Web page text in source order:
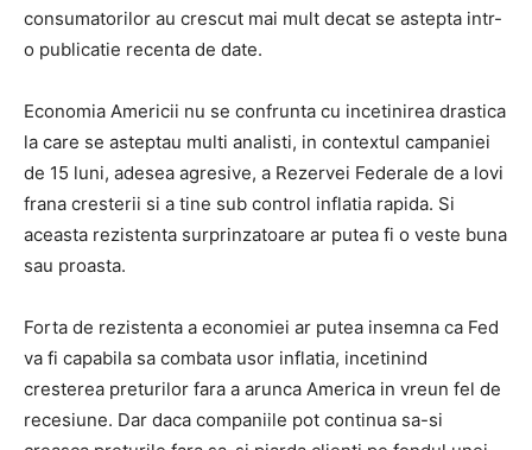
consumatorilor au crescut mai mult decat se astepta intr-
o publicatie recenta de date.
Economia Americii nu se confrunta cu incetinirea drastica
la care se asteptau multi analisti, in contextul campaniei
de 15 luni, adesea agresive, a Rezervei Federale de a lovi
frana cresterii si a tine sub control inflatia rapida. Si
aceasta rezistenta surprinzatoare ar putea fi o veste buna
sau proasta.
Forta de rezistenta a economiei ar putea insemna ca Fed
va fi capabila sa combata usor inflatia, incetinind
cresterea preturilor fara a arunca America in vreun fel de
recesiune. Dar daca companiile pot continua sa-si